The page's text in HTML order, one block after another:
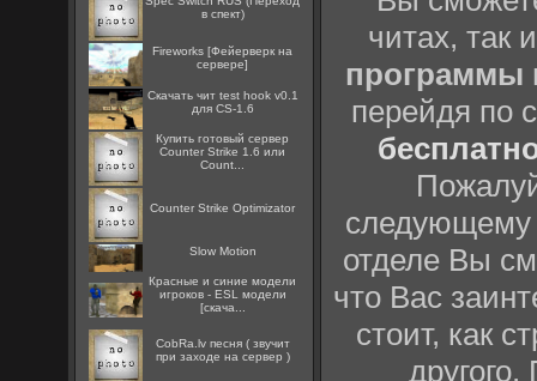
в спект)
Fireworks [Фейерверк на
сервере]
Скачать чит test hook v0.1
для CS-1.6
Купить готовый сервер
Counter Strike 1.6 или
Count...
Counter Strike Optimizator
Slow Motion
Красные и синие модели
игроков - ESL модели
[скача...
CobRa.lv песня ( звучит
при заходе на сервер )
читах, так
программы
перейдя по
отделе Вы
что Вас
стоит, как